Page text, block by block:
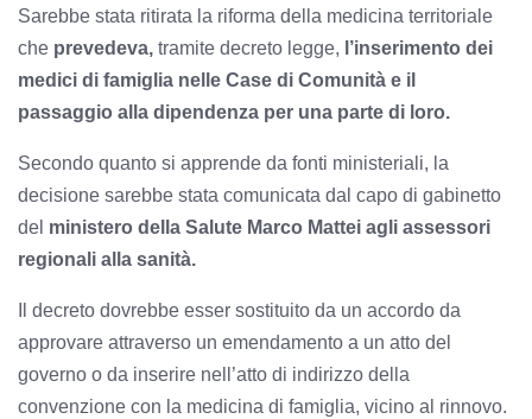
Sarebbe stata ritirata la riforma della medicina territoriale
che prevedeva, tramite decreto legge, l’inserimento dei
medici di famiglia nelle Case di Comunità e il
passaggio alla dipendenza per una parte di loro.
Secondo quanto si apprende da fonti ministeriali, la
decisione sarebbe stata comunicata dal capo di gabinetto
del ministero della Salute Marco Mattei agli assessori
regionali alla sanità.
Il decreto dovrebbe esser sostituito da un accordo da
approvare attraverso un emendamento a un atto del
governo o da inserire nell’atto di indirizzo della
convenzione con la medicina di famiglia, vicino al rinnovo.